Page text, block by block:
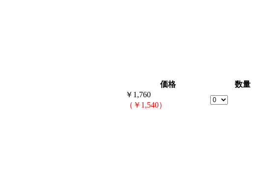
価格
数量
￥1,760
（￥1,540）